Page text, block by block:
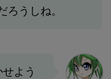
ろうしね。
よう